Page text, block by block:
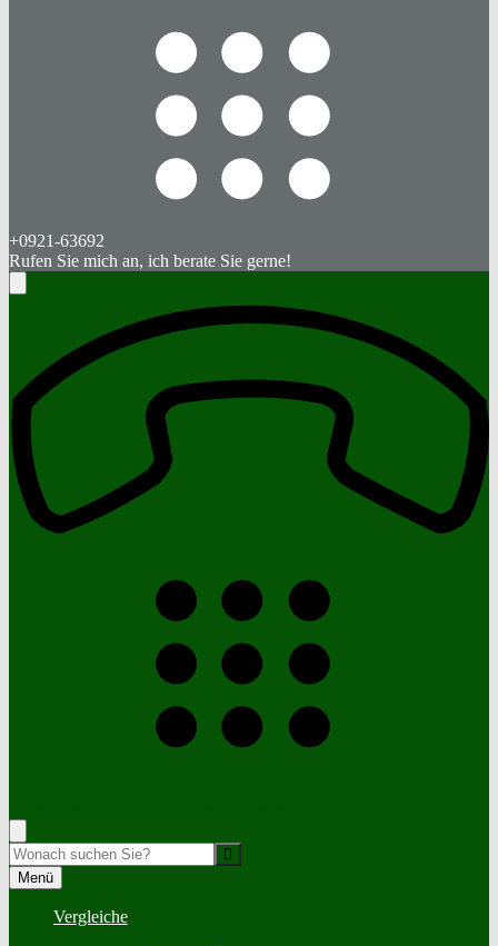
+0921-63692
Rufen Sie mich an, ich berate Sie gerne!
Menü
Vergleiche